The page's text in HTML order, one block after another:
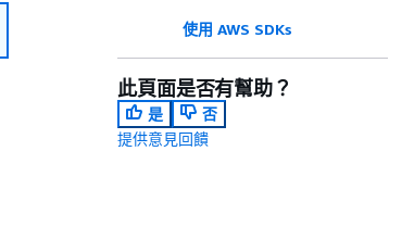
使用 AWS SDKs
此頁面是否有幫助？
是
否
提供意見回饋